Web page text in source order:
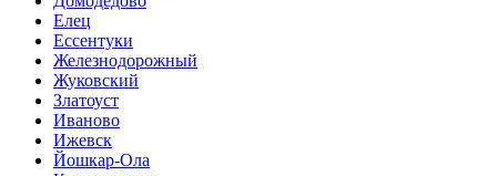
Елец
Ессентуки
Железнодорожный
Жуковский
Златоуст
Иваново
Ижевск
Йошкар-Ола